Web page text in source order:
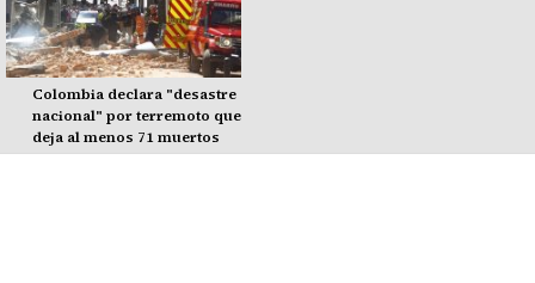
Colombia declara "desastre
nacional" por terremoto que
deja al menos 71 muertos